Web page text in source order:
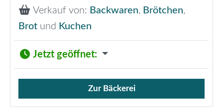
Verkauf von: Backwaren, Brötchen,
Brot und Kuchen
Jetzt geöffnet:
Verkauf von Brötchen,
Zur Bäckerei